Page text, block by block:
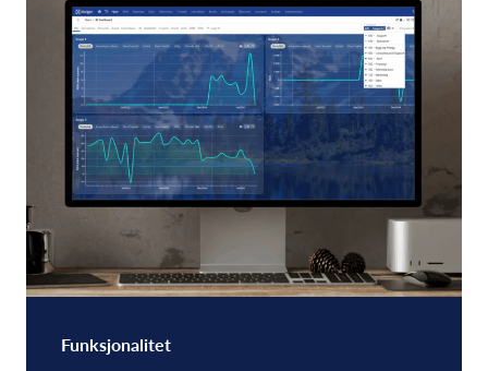
Funksjonalitet